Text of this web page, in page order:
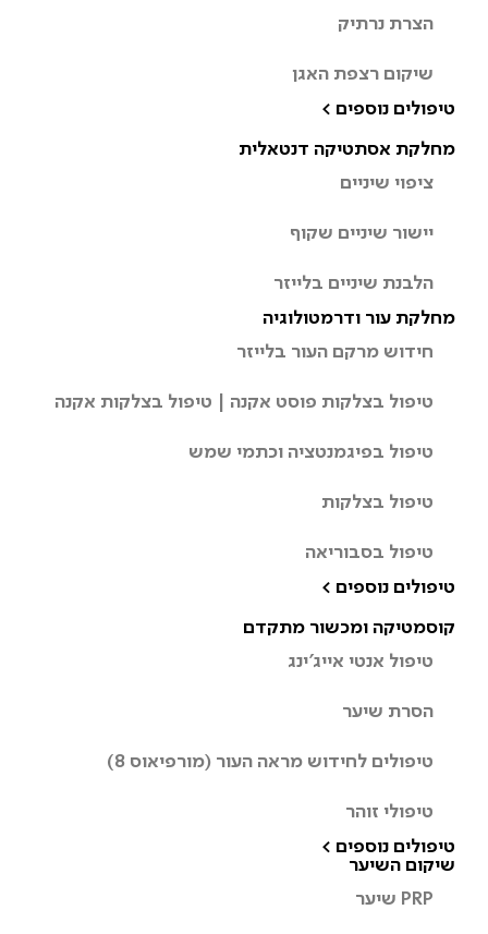
הצרת נרתיק
שיקום רצפת האגן
טיפולים נוספים >
מחלקת אסתטיקה דנטאלית
ציפוי שיניים
יישור שיניים שקוף
הלבנת שיניים בלייזר
מחלקת עור ודרמטולוגיה
חידוש מרקם העור בלייזר
טיפול בצלקות פוסט אקנה | טיפול בצלקות אקנה
טיפול בפיגמנטציה וכתמי שמש
טיפול בצלקות
טיפול בסבוריאה
טיפולים נוספים >
קוסמטיקה ומכשור מתקדם
טיפול אנטי אייג’ינג
הסרת שיער
טיפולים לחידוש מראה העור (מורפיאוס 8)
טיפולי זוהר
טיפולים נוספים >
שיקום השיער
PRP שיער